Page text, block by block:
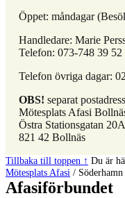
Öppet: måndagar
Handledare: Marie
Telefon: 073-748 39 52
Telefon övriga dagar:
OBS! separat
Mötesplats Afasi
Östra Stationsgatan 20A
821 42 Bollnäs
Hoppa
tillbaka
till
Tillbaka till toppen ↑ Du är
Mötesplats Afasi / Söderhamn
Afasiförbundet